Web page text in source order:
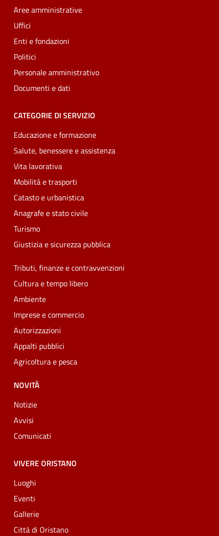
Aree amministrative
Uffici
Enti e fondazioni
Politici
Personale amministrativo
Documenti e dati
CATEGORIE DI SERVIZIO
Educazione e formazione
Salute, benessere e assistenza
Vita lavorativa
Mobilità e trasporti
Catasto e urbanistica
Anagrafe e stato civile
Turismo
Giustizia e sicurezza pubblica
Tributi, finanze e contravvenzioni
Cultura e tempo libero
Ambiente
Imprese e commercio
Autorizzazioni
Appalti pubblici
Agricoltura e pesca
NOVITÀ
Notizie
Avvisi
Comunicati
VIVERE ORISTANO
Luoghi
Eventi
Gallerie
Città di Oristano